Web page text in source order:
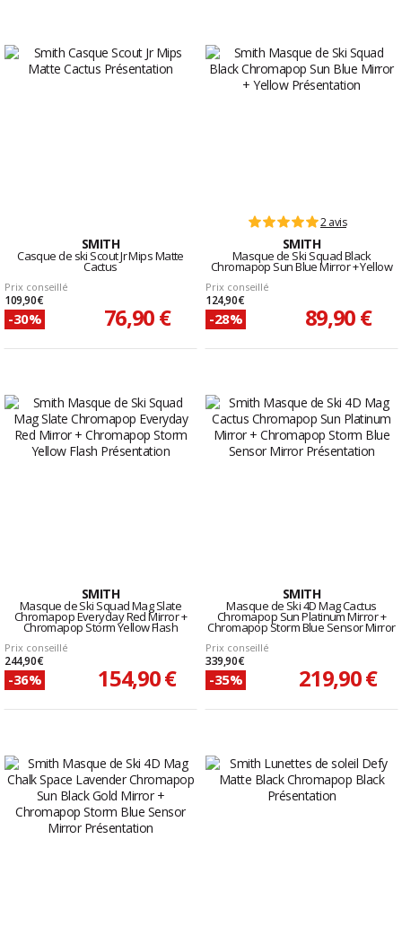
SMITH
Casque de ski Scout Jr Mips Matte
Cactus
Prix conseillé
109,90 €
-30% 76,90 €
2 avis
SMITH
Masque de Ski Squad Black
Chromapop Sun Blue Mirror + Yellow
Prix conseillé
124,90 €
-28% 89,90 €
SMITH
Masque de Ski Squad Mag Slate
Chromapop Everyday Red Mirror +
Chromapop Storm Yellow Flash
Prix conseillé
244,90 €
-36% 154,90 €
SMITH
Masque de Ski 4D Mag Cactus
Chromapop Sun Platinum Mirror +
Chromapop Storm Blue Sensor Mirror
Prix conseillé
339,90 €
-35% 219,90 €